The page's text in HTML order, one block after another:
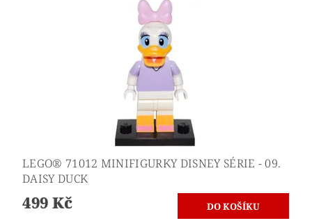
LEGO® 71012 MINIFIGURKY DISNEY SÉRIE - 09.
DAISY DUCK
499 Kč